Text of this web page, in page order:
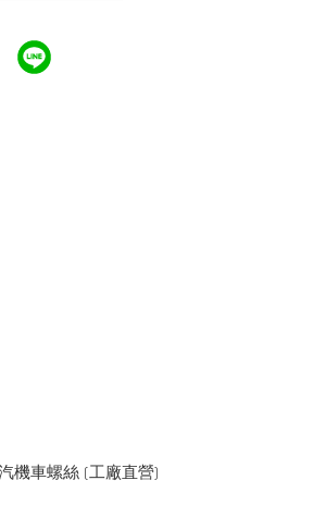
機車螺絲 (工廠直營)